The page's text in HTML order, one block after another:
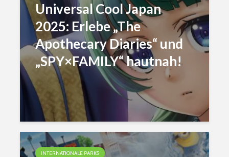
Universal Cool Japan
2025: Erlebe „The
Apothecary Diaries“ und
„SPY×FAMILY“ hautnah!
INTERNATIONALE PARKS